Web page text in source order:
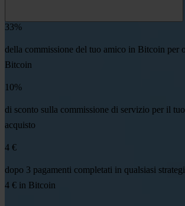
33%
della commissione del tuo amico in Bitcoin per
Bitcoin
10%
di sconto sulla commissione di servizio per il
acquisto
4 €
dopo 3 pagamenti completati in qualsiasi
4 € in Bitcoin